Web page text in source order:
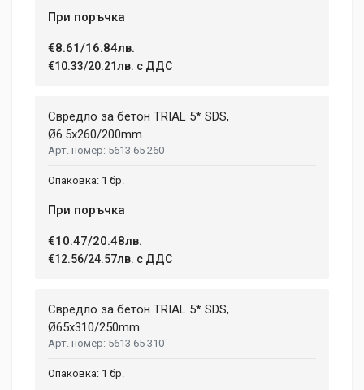
При поръчка
€8.61/16.84лв.
€10.33/20.21лв. с ДДС
Свредло за бетон TRIAL 5* SDS,
Ø6.5x260/200mm
5613 65 260
1 бр.
При поръчка
€10.47/20.48лв.
€12.56/24.57лв. с ДДС
Свредло за бетон TRIAL 5* SDS,
Ø65х310/250mm
5613 65 310
1 бр.